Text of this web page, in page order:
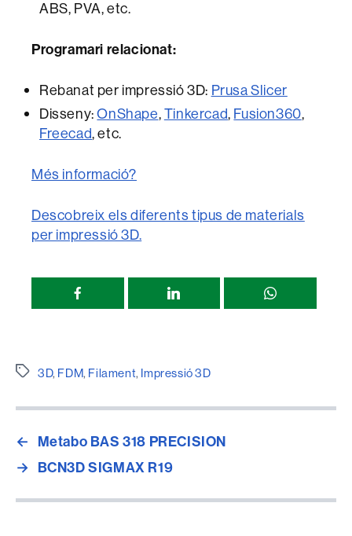
ABS, PVA, etc.
Programari relacionat:
Rebanat per impressió 3D: Prusa Slicer
Disseny:OnShape,Tinkercad, Fusion360,
Freecad, etc.
Més informació?
Descobreix els diferents tipus de materials
per impressió 3D.
Compartir
página
Etiquetes
3D, FDM, Filament, Impressió 3D
←
Metabo BAS 318 PRECISION
→ BCN3D SIGMAX R19